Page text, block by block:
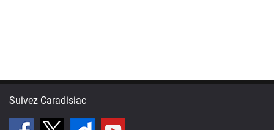
Suivez Caradisiac